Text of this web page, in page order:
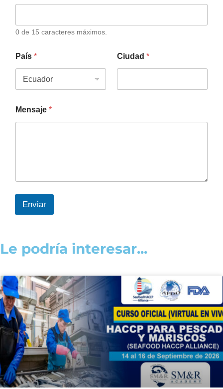
0 de 15 caracteres máximos.
País * Ciudad *
Mensaje *
Enviar
Le podría interesar...